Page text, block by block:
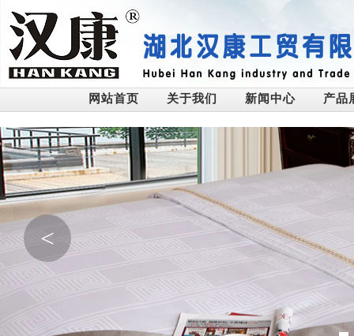
网站首页 关于我们 新闻中心 产品
<